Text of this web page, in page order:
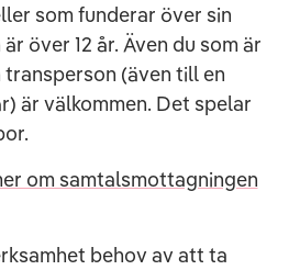
som funderar över sin
över 12 år. Även du som är
(även till en
är välkommen. Det spelar
om samtalsmottagningen
behov av att ta